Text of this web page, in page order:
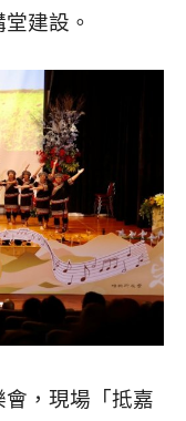
建設。
，現場「抵嘉